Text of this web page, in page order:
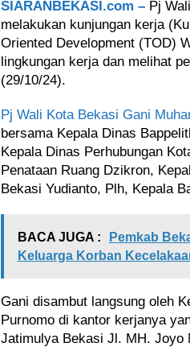
v
e
l
o
p
e
t
L
R
T
t
B
a
s
i
SIARANBEKASI.com –Pj
melakukan kunjungan kerja
Oriented Development (TOD)
lingkungan kerja dan melihat
(29/10/24).
Pj Wali Kota Bekasi Gani
bersama Kepala Dinas
Kepala Dinas Perhubungan
Penataan Ruang Dzikron,
Bekasi Yudianto, Plh, Kepala
BACA JUGA :
Pemkab
Keluarga Korban
Gani disambut langsung oleh
Purnomo di kantor kerjanya
Jatimulya Bekasi Jl. MH. Joyo